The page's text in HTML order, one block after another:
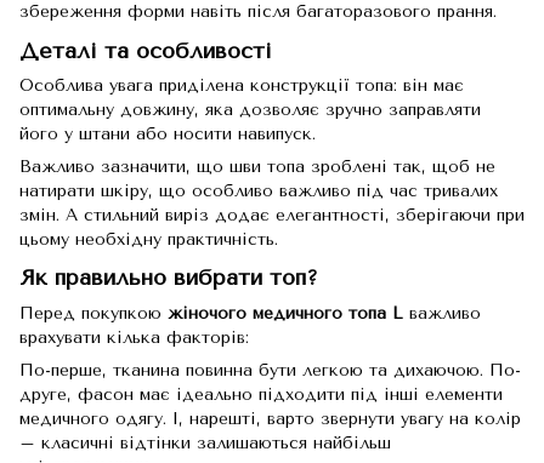
збереження форми навіть після багаторазового прання.
Деталі та особливості
Особлива увага приділена конструкції топа: він має
оптимальну довжину, яка дозволяє зручно заправляти
його у штани або носити навипуск.
Важливо зазначити, що шви топа зроблені так, щоб не
натирати шкіру, що особливо важливо під час тривалих
змін. А стильний виріз додає елегантності, зберігаючи при
цьому необхідну практичність.
Як правильно вибрати топ?
Перед покупкою жіночого медичного топа L важливо
врахувати кілька факторів:
По-перше, тканина повинна бути легкою та дихаючою. По-
друге, фасон має ідеально підходити під інші елементи
медичного одягу. І, нарешті, варто звернути увагу на колір
– класичні відтінки залишаються найбільш